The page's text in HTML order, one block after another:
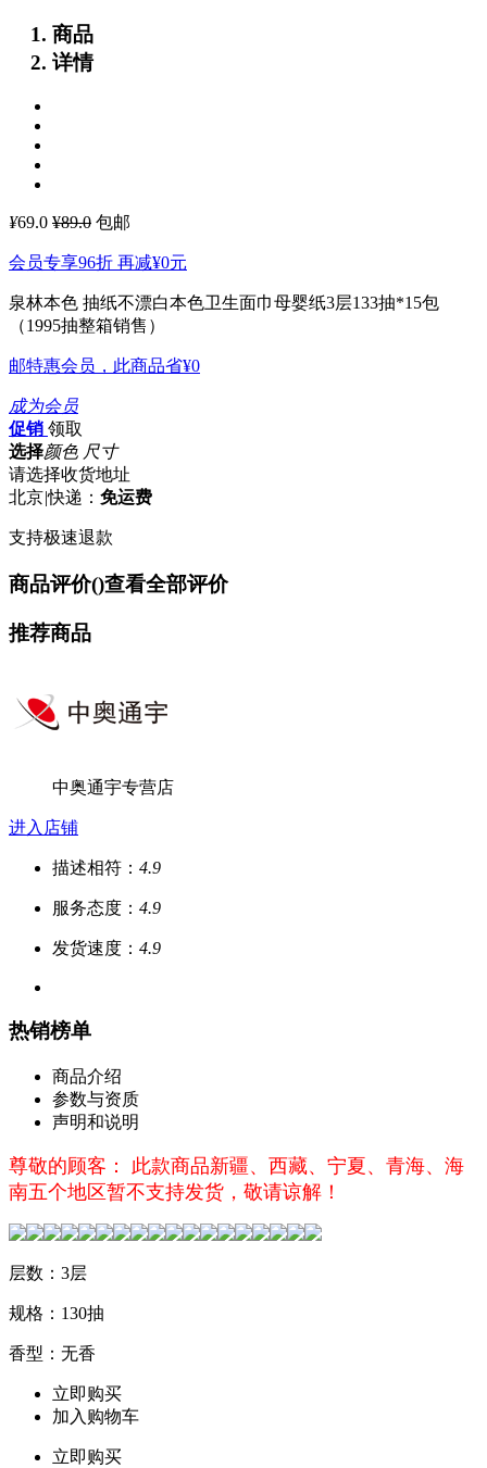
商品
详情
¥69.0 ¥89.0 包邮
会员专享96折 再减¥0元
泉林本色 抽纸不漂白本色卫生面巾母婴纸3层133抽*15包
（1995抽整箱销售）
邮特惠会员，此商品省¥0
成为会员
促销 领取
选择颜色 尺寸
请选择收货地址
北京|快递： 免运费
支持极速退款
商品评价()查看全部评价
推荐商品
中奥通宇专营店
进入店铺
描述相符： 4.9
服务态度： 4.9
发货速度： 4.9
热销榜单
商品介绍
参数与资质
声明和说明
尊敬的顾客： 此款商品新疆、西藏、宁夏、青海、海
南五个地区暂不支持发货，敬请谅解！
层数：3层
规格：130抽
香型：无香
立即购买
加入购物车
立即购买